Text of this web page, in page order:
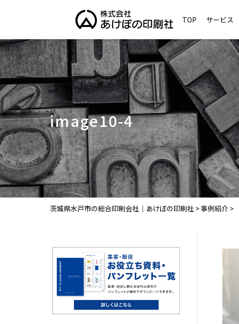
TOP サービス
image10-4
茨城県水戸市の総合印刷会社｜あけぼの印刷社 >事例紹介 >